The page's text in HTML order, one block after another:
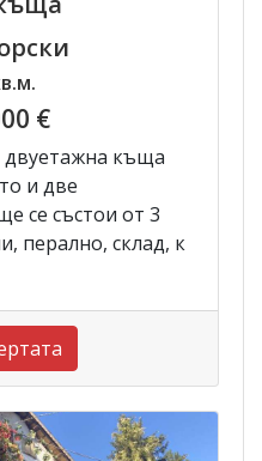
€
двуетажна къща
и две
се състои от 3
перално, склад, к